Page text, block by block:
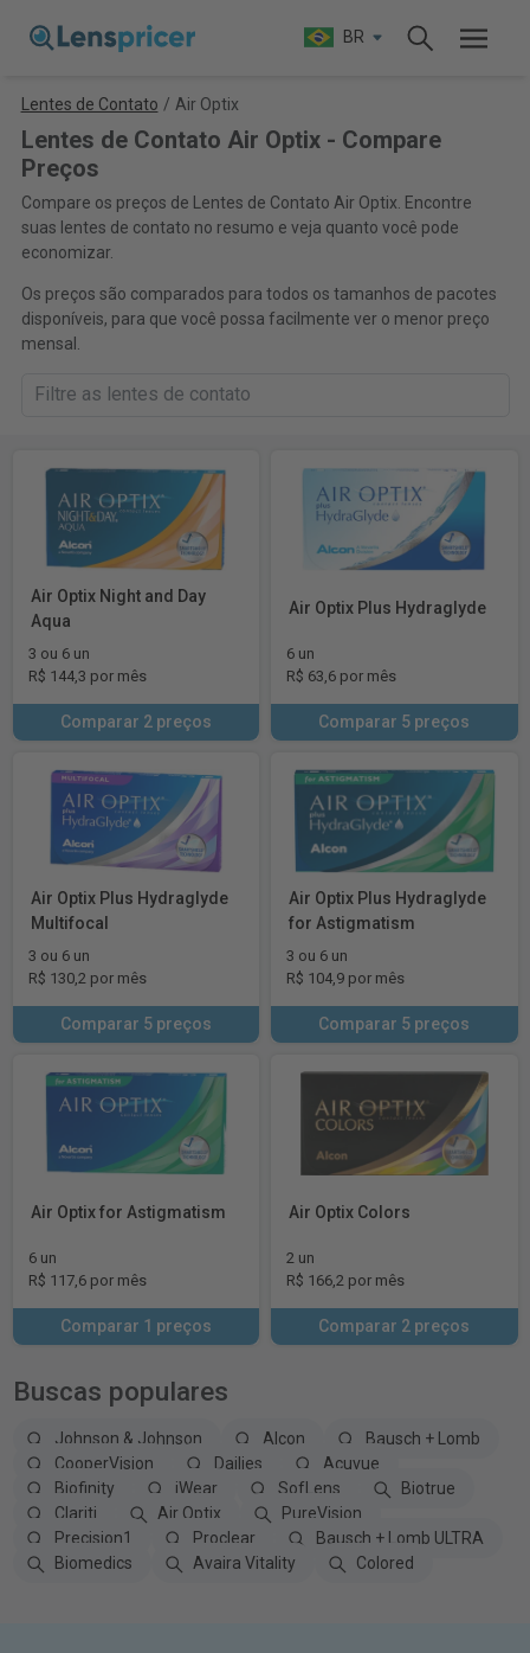
BR
Lentes de Contato / Air Optix
Lentes de Contato Air Optix - Compare
Preços
Compare os preços de Lentes de Contato Air Optix. Encontre
suas lentes de contato no resumo e veja quanto você pode
economizar.
Os preços são comparados para todos os tamanhos de pacotes
disponíveis, para que você possa facilmente ver o menor preço
mensal.
Air Optix Night and Day
Aqua
3 ou 6 un
R$ 144,3 por mês
Comparar 2 preços
Air Optix Plus Hydraglyde
6 un
R$ 63,6 por mês
Comparar 5 preços
Air Optix Plus Hydraglyde
Multifocal
3 ou 6 un
R$ 130,2 por mês
Comparar 5 preços
Air Optix Plus Hydraglyde
for Astigmatism
3 ou 6 un
R$ 104,9 por mês
Comparar 5 preços
Air Optix for Astigmatism
6 un
R$ 117,6 por mês
Comparar 1 preços
Air Optix Colors
2 un
R$ 166,2 por mês
Comparar 2 preços
Buscas populares
Johnson & Johnson Alcon
Bausch + Lomb
CooperVision
Dailies
Acuvue
Biofinity
iWear SofLens
Biotrue
Clariti
Air Optix
PureVision
Precision1
Proclear
Bausch + Lomb ULTRA
Biomedics
Avaira Vitality Colored